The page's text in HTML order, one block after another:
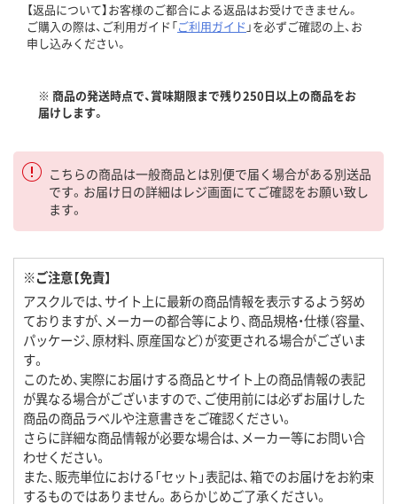
【返品について】お客様のご都合による返品はお受けできません。
ご購入の際は、ご利用ガイド「ご利用ガイド 」を必ずご確認の上、お
申し込みください。
※ 商品の発送時点で、賞味期限まで残り250日以上の商品をお
届けします。
こちらの商品は一般商品とは別便で届く場合がある別送品
です。お届け日の詳細はレジ画面にてご確認をお願い致し
ます。
※ご注意【免責】
アスクルでは、サイト上に最新の商品情報を表示するよう努め
ておりますが、メーカーの都合等により、商品規格・仕様（容量、
パッケージ、原材料、原産国など）が変更される場合がございま
す。
このため、実際にお届けする商品とサイト上の商品情報の表記
が異なる場合がございますので、ご使用前には必ずお届けした
商品の商品ラベルや注意書きをご確認ください。
さらに詳細な商品情報が必要な場合は、メーカー等にお問い合
わせください。
また、販売単位における「セット」表記は、箱でのお届けをお約束
するものではありません。あらかじめご了承ください。